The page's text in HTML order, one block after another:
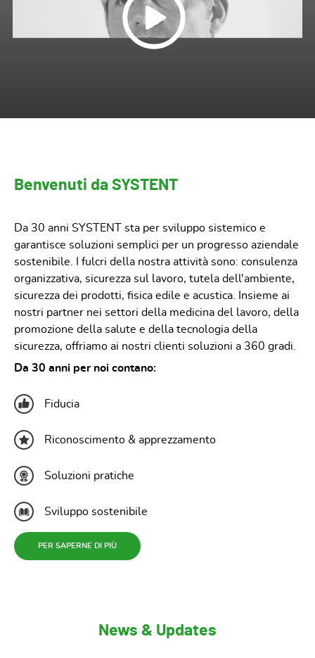
Benvenuti da SYSTENT
Da 30 anni SYSTENT sta per sviluppo sistemico e
garantisce soluzioni semplici per un progresso aziendale
sostenibile. I fulcri della nostra attività sono: consulenza
organizzativa, sicurezza sul lavoro, tutela dell'ambiente,
sicurezza dei prodotti, fisica edile e acustica. Insieme ai
nostri partner nei settori della medicina del lavoro, della
promozione della salute e della tecnologia della
sicurezza, offriamo ai nostri clienti soluzioni a 360 gradi.
Da 30 anni per noi contano:
Fiducia
Riconoscimento & apprezzamento
Soluzioni pratiche
Sviluppo sostenibile
PER SAPERNE DI PIÙ
News & Updates